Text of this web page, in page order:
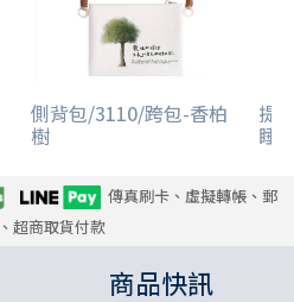
側背包/3110/跨包-香柏
樹
提
睡
傳真刷卡、虛擬轉帳、郵
超商取貨付款
商品快訊